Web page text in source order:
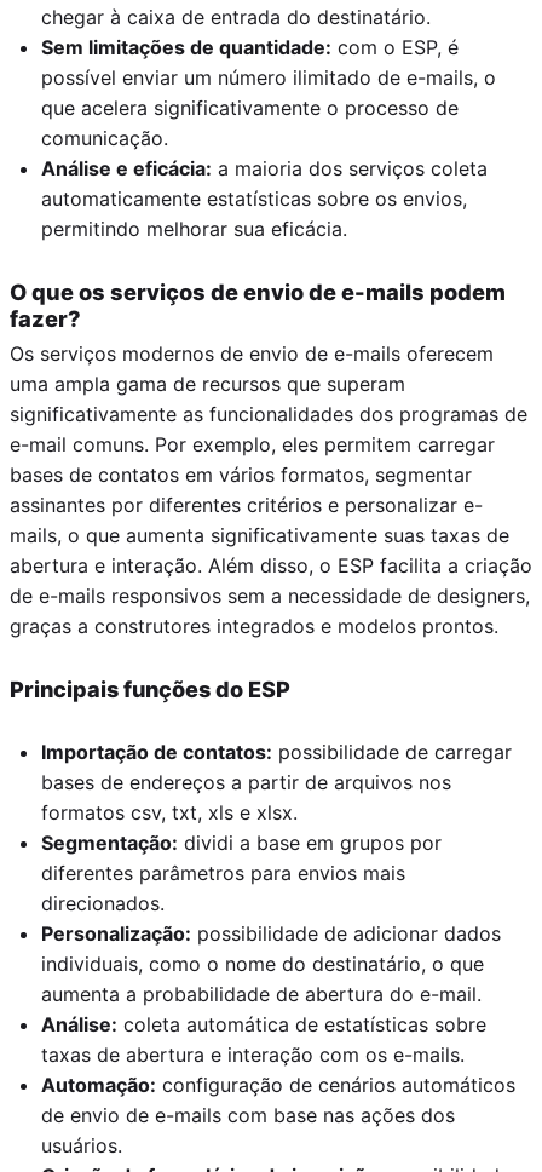
chegar à caixa de entrada do destinatário.
Sem limitações de quantidade: com o ESP, é
possível enviar um número ilimitado de e-mails, o
que acelera significativamente o processo de
comunicação.
Análise e eficácia: a maioria dos serviços coleta
automaticamente estatísticas sobre os envios,
permitindo melhorar sua eficácia.
O que os serviços de envio de e-mails podem
fazer?
Os serviços modernos de envio de e-mails oferecem
uma ampla gama de recursos que superam
significativamente as funcionalidades dos programas de
e-mail comuns. Por exemplo, eles permitem carregar
bases de contatos em vários formatos, segmentar
assinantes por diferentes critérios e personalizar e-
mails, o que aumenta significativamente suas taxas de
abertura e interação. Além disso, o ESP facilita a criação
de e-mails responsivos sem a necessidade de designers,
graças a construtores integrados e modelos prontos.
Principais funções do ESP
Importação de contatos: possibilidade de carregar
bases de endereços a partir de arquivos nos
formatos csv, txt, xls e xlsx.
Segmentação: dividi a base em grupos por
diferentes parâmetros para envios mais
direcionados.
Personalização: possibilidade de adicionar dados
individuais, como o nome do destinatário, o que
aumenta a probabilidade de abertura do e-mail.
Análise: coleta automática de estatísticas sobre
taxas de abertura e interação com os e-mails.
Automação: configuração de cenários automáticos
de envio de e-mails com base nas ações dos
usuários.